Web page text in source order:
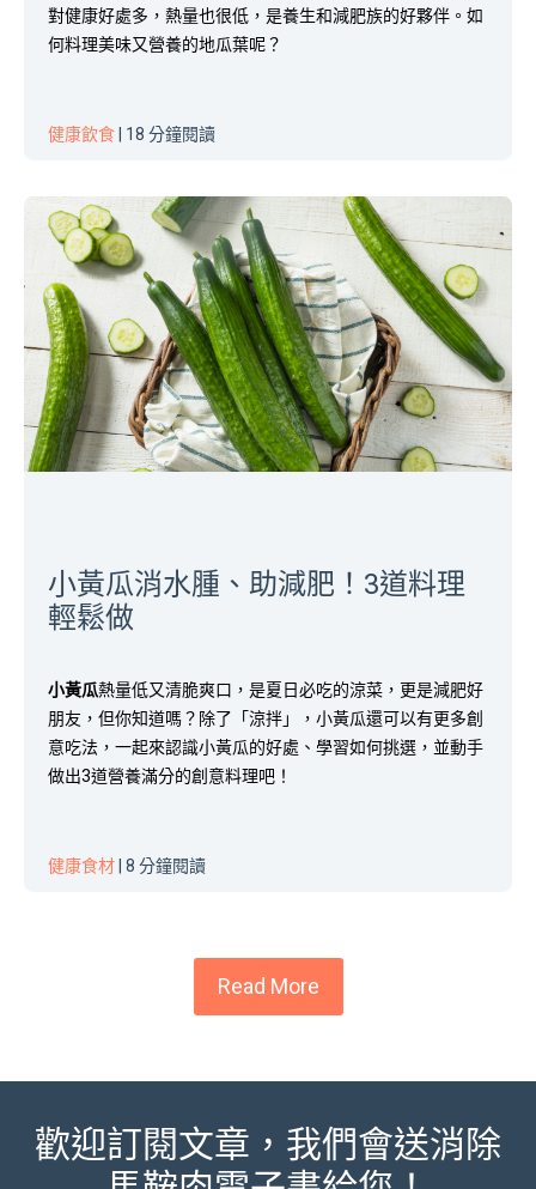
對健康好處多，熱量也很低，是養生和減肥族的好夥伴。如
何料理美味又營養的地瓜葉呢？
健康飲食 | 18 分鐘閱讀
小黃瓜消水腫、助減肥！3道料理
輕鬆做
小黃瓜熱量低又清脆爽口，是夏日必吃的涼菜，更是減肥好
朋友，但你知道嗎？除了「涼拌」，小黃瓜還可以有更多創
意吃法，一起來認識小黃瓜的好處、學習如何挑選，並動手
做出3道營養滿分的創意料理吧！
健康食材| 8 分鐘閱讀
Read More
歡迎訂閱文章，我們會送消除